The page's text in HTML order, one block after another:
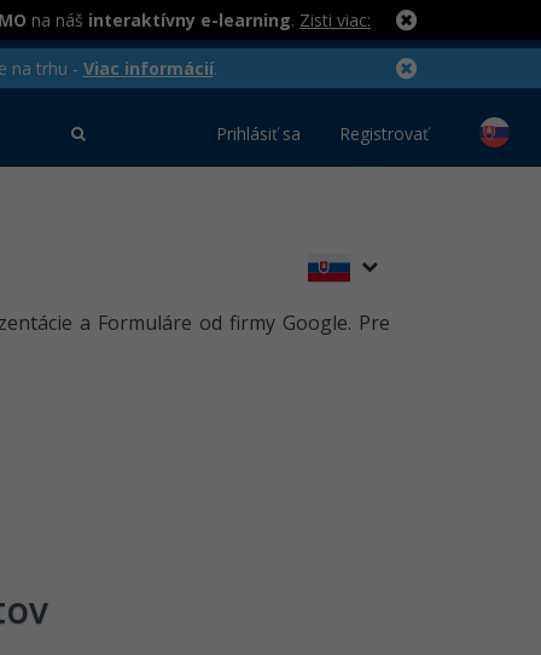
na náš interaktívny e-learning. Zisti viac:
na trhu - Viac informácií.
Prihlásiť sa Registrovať
a Formuláre od firmy Google. Pre